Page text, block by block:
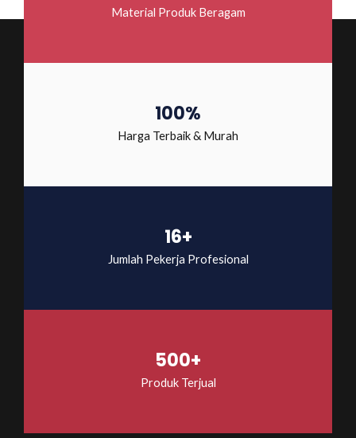
Material Produk Beragam
100%
Harga Terbaik & Murah
16+
Jumlah Pekerja Profesional
500+
Produk Terjual